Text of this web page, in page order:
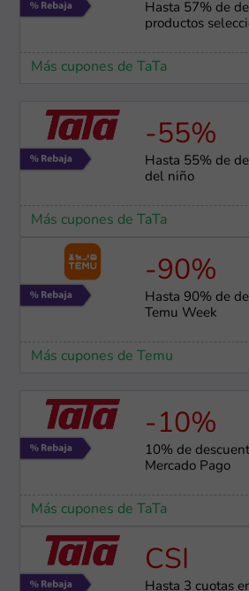
Hasta 57% de
productos
Más cupones de TaTa
-55%
Hasta 55% de
del niño
Más cupones de TaTa
-90%
Hasta 90% de
Temu Week
Más cupones de Temu
-10%
10% de
Mercado Pago
Más cupones de TaTa
CSI
Hasta 3 cuotas